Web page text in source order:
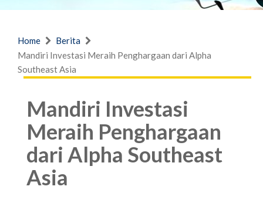
Home
Berita
Mandiri Investasi Meraih Penghargaan dari Alpha
Southeast Asia
Mandiri Investasi
Meraih Penghargaan
dari Alpha Southeast
Asia